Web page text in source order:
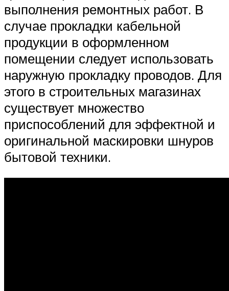
выполнения ремонтных работ. В
случае прокладки кабельной
продукции в оформленном
помещении следует использовать
наружную прокладку проводов. Для
этого в строительных магазинах
существует множество
приспособлений для эффектной и
оригинальной маскировки шнуров
бытовой техники.